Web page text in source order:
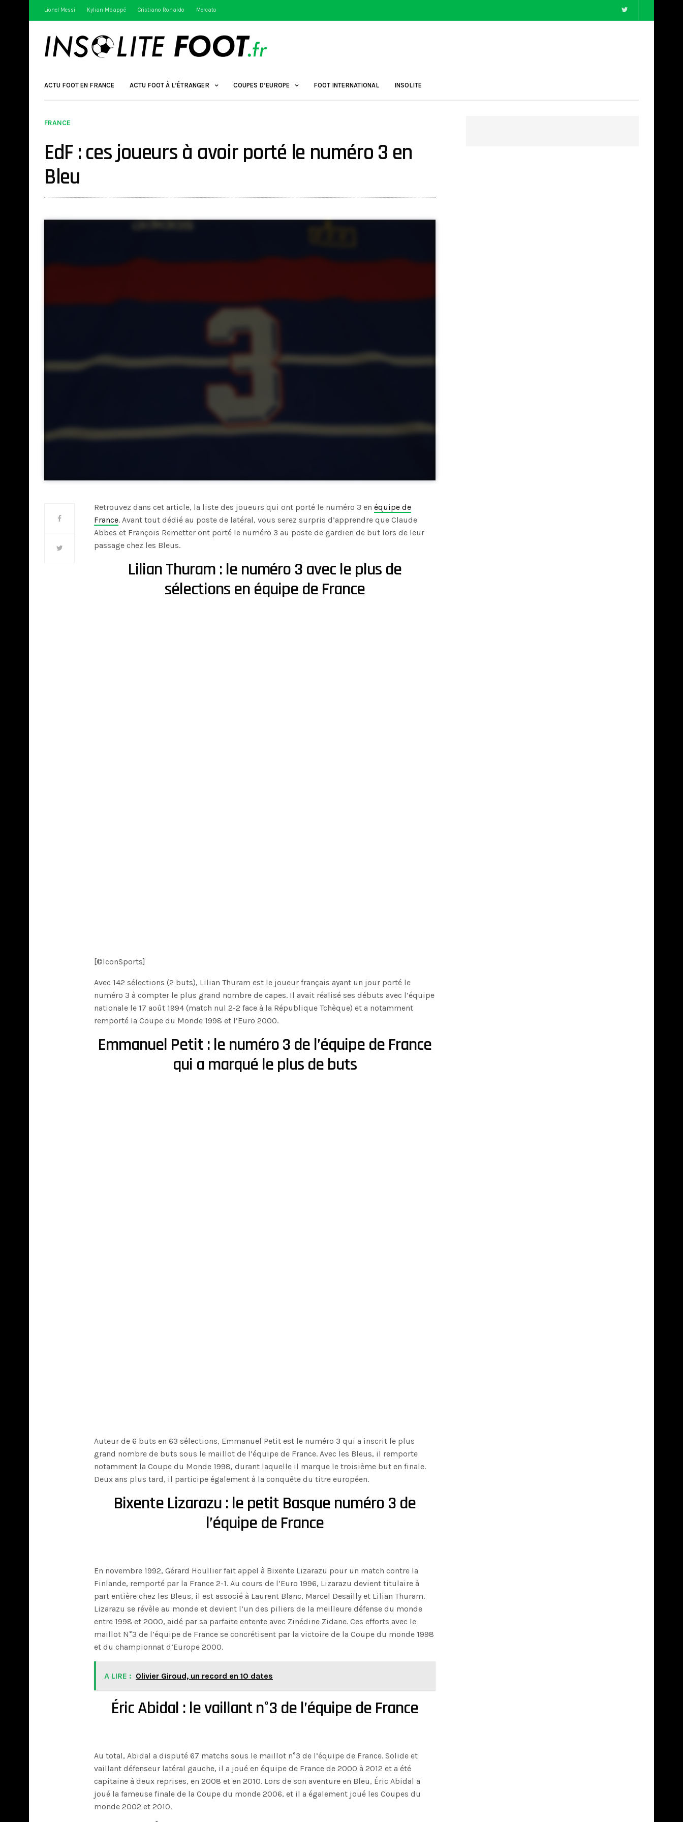
Lionel Messi Kylian Mbappé Cristiano Ronaldo Mercato
ACTU FOOT EN FRANCE ACTU FOOT À L’ÉTRANGER COUPES D’EUROPE FOOT INTERNATIONAL INSOLITE
FRANCE
EdF : ces joueurs à avoir porté le numéro 3 en
Bleu
Retrouvez dans cet article, la liste des joueurs qui ont porté le numéro 3 enéquipe de
France. Avant tout dédié au poste de latéral, vous serez surpris d’apprendre que Claude
Abbes et François Remetter ont porté le numéro 3 au poste de gardien de but lors de leur
passage chez les Bleus.
Lilian Thuram : le numéro 3 avec le plus de
sélections en équipe de France
[©IconSports]
Avec 142 sélections (2 buts), Lilian Thuram est le joueur français ayant un jour porté le
numéro 3 à compter le plus grand nombre de capes. Il avait réalisé ses débuts avec l’équipe
nationale le 17 août 1994 (match nul 2-2 face à la République Tchèque) et a notamment
remporté la Coupe du Monde 1998 et l’Euro 2000.
Emmanuel Petit : le numéro 3 de l’équipe de France
qui a marqué le plus de buts
Auteur de 6 buts en 63 sélections, Emmanuel Petit est le numéro 3 qui a inscrit le plus
grand nombre de buts sous le maillot de l’équipe de France. Avec les Bleus, il remporte
notamment la Coupe du Monde 1998, durant laquelle il marque le troisième but en finale.
Deux ans plus tard, il participe également à la conquête du titre européen.
Bixente Lizarazu : le petit Basque numéro 3 de
l’équipe de France
En novembre 1992, Gérard Houllier fait appel à Bixente Lizarazu pour un match contre la
Finlande, remporté par la France 2-1. Au cours de l’Euro 1996, Lizarazu devient titulaire à
part entière chez les Bleus, il est associé à Laurent Blanc, Marcel Desailly et Lilian Thuram.
Lizarazu se révèle au monde et devient l’un des piliers de la meilleure défense du monde
entre 1998 et 2000, aidé par sa parfaite entente avec Zinédine Zidane. Ces efforts avec le
maillot N°3 de l’équipe de France se concrétisent par la victoire de la Coupe du monde 1998
et du championnat d’Europe 2000.
A LIRE : Olivier Giroud, un record en 10 dates
Éric Abidal : le vaillant n°3 de l’équipe de France
Au total, Abidal a disputé 67 matchs sous le maillot n°3 de l’équipe de France. Solide et
vaillant défenseur latéral gauche, il a joué en équipe de France de 2000 à 2012 et a été
capitaine à deux reprises, en 2008 et en 2010. Lors de son aventure en Bleu, Éric Abidal a
joué la fameuse finale de la Coupe du monde 2006, et il a également joué les Coupes du
monde 2002 et 2010.